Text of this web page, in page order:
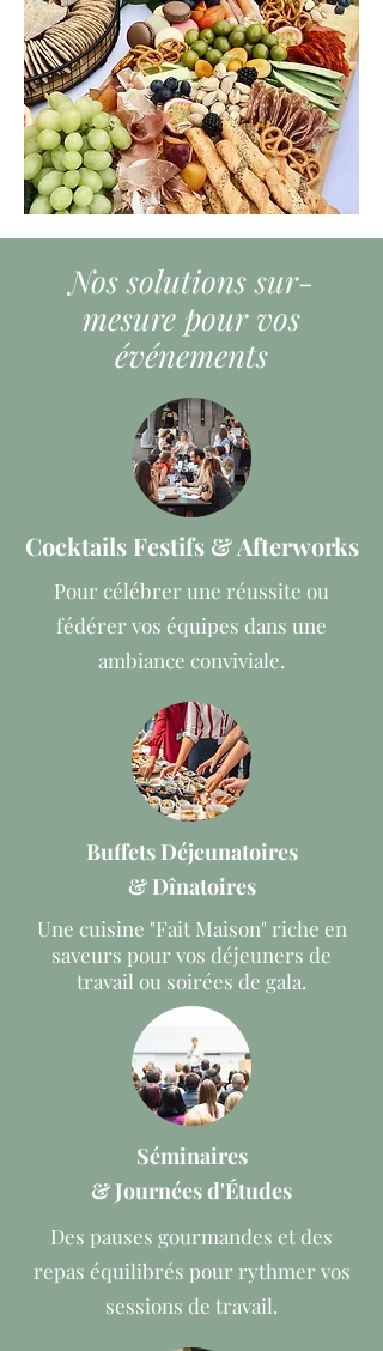
Nos solutions sur-
mesure pour vos
événements
Cocktails Festifs & Afterworks
Pour célébrer une réussite ou
fédérer vos équipes dans une
ambiance conviviale.
Buffets Déjeunatoires
& Dînatoires
Une cuisine "Fait Maison" riche en
saveurs pour vos déjeuners de
travail ou soirées de gala.
Séminaires
& Journées d'Études
Des pauses gourmandes et des
repas équilibrés pour rythmer vos
sessions de travail.